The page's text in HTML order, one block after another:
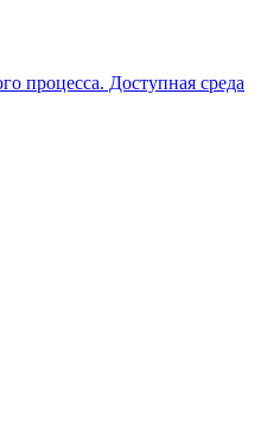
процесса. Доступная среда